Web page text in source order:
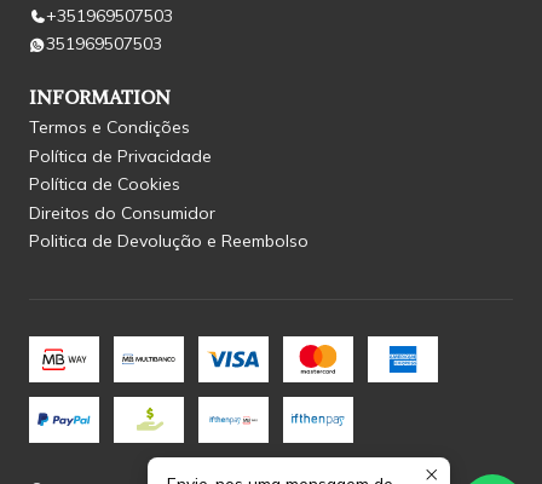
+351969507503
351969507503
INFORMATION
Termos e Condições
Política de Privacidade
Política de Cookies
Direitos do Consumidor
Politica de Devolução e Reembolso